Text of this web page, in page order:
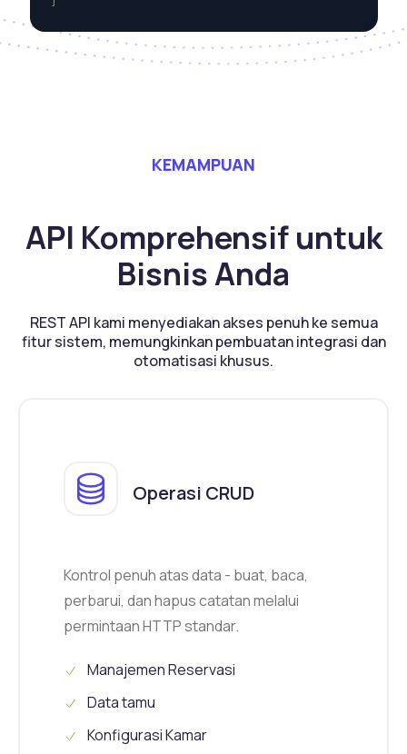
KEMAMPUAN
API Komprehensif untuk
Bisnis Anda
REST API kami menyediakan akses penuh ke semua
fitur sistem, memungkinkan pembuatan integrasi dan
otomatisasi khusus.
Operasi CRUD
Kontrol penuh atas data - buat, baca,
perbarui, dan hapus catatan melalui
permintaan HTTP standar.
Manajemen Reservasi
Data tamu
Konfigurasi Kamar